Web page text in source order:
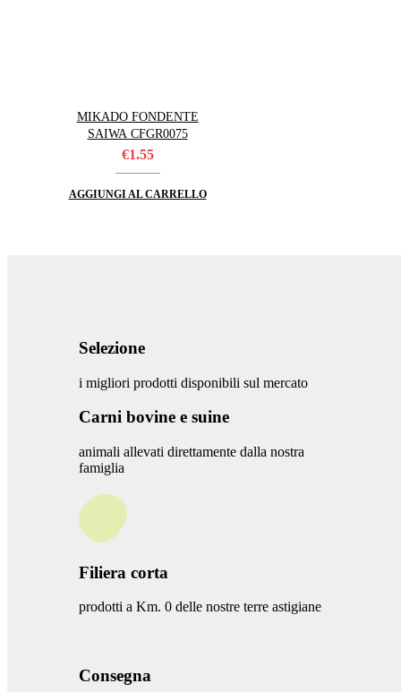
MIKADO FONDENTE
SAIWA CFGR0075
€1.55
AGGIUNGI AL CARRELLO
Selezione
i migliori prodotti disponibili sul mercato
Carni bovine e suine
animali allevati direttamente dalla nostra
famiglia
Filiera corta
prodotti a Km. 0 delle nostre terre astigiane
Consegna